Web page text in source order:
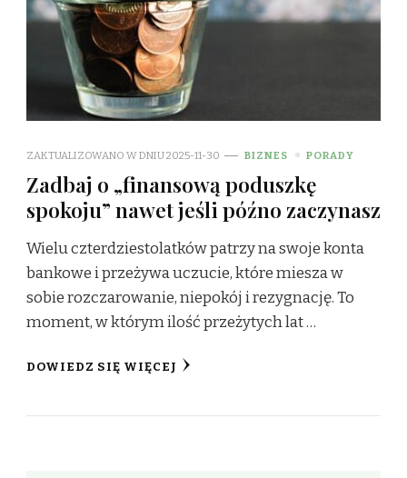
ZAKTUALIZOWANO W DNIU2025-11-30 BIZNES PORADY
Zadbaj o „finansową poduszkę
spokoju” nawet jeśli późno zaczynasz
Wielu czterdziestolatków patrzy na swoje konta
bankowe i przeżywa uczucie, które miesza w
sobie rozczarowanie, niepokój i rezygnację. To
moment, w którym ilość przeżytych lat …
DOWIEDZ SIĘ WIĘCEJ